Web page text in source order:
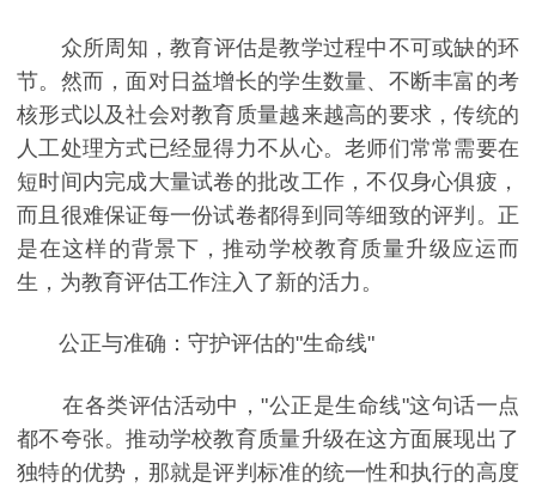
众所周知，教育评估是教学过程中不可或缺的环
节。然而，面对日益增长的学生数量、不断丰富的考
核形式以及社会对教育质量越来越高的要求，传统的
人工处理方式已经显得力不从心。老师们常常需要在
短时间内完成大量试卷的批改工作，不仅身心俱疲，
而且很难保证每一份试卷都得到同等细致的评判。正
是在这样的背景下，推动学校教育质量升级应运而
生，为教育评估工作注入了新的活力。
公正与准确：守护评估的"生命线"
在各类评估活动中，"公正是生命线"这句话一点
都不夸张。推动学校教育质量升级在这方面展现出了
独特的优势，那就是评判标准的统一性和执行的高度